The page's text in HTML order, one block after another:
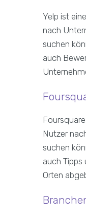
Yelp ist
nach
suchen
auch
Nutzer
suchen
auch Tipps
Orten